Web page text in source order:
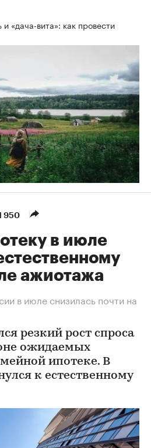
«дача-вита»: как провести
950
в июле
ажиотажа
в июле снизилась почти на
резкий рост спроса
ожидаемых
ипотеке. В
к естественному